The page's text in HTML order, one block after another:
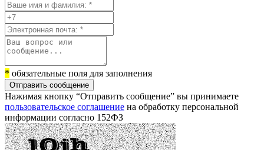
* обязательные поля для заполнения
Отправить сообщение
Нажимая кнопку “Отправить сообщение” вы принимаете
пользовательское соглашение на обработку персональной
информации согласно 152ФЗ